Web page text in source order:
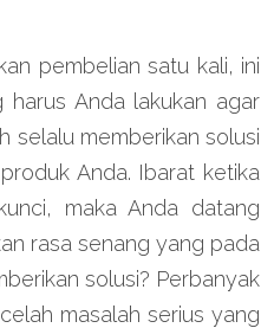
pembelian satu kali, ini
harus Anda lakukan agar
selalu memberikan solusi
Anda. Ibarat ketika
maka Anda datang
rasa senang yang pada
solusi? Perbanyak
masalah serius yang